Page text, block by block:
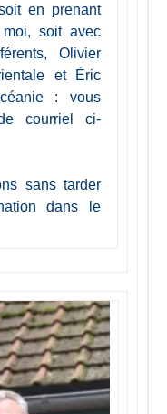
en prenant
moi, soit avec
Olivier
et Éric
: vous
courriel ci-
sans tarder
dans le